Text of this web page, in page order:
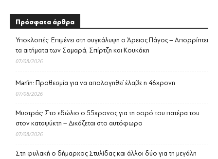
Πρόσφατα άρθρα
Υποκλοπές: Επιμένει στη συγκάλυψη ο Άρειος Πάγος – Απορρίπτει
τα αιτήματα των Σαμαρά, Σπίρτζη και Κουκάκη
07/08/2026
Marfin: Προθεσμία για να απολογηθεί έλαβε η 46χρονη
07/08/2026
Μυστράς: Στο εδώλιο ο 55χρονος για τη σορό του πατέρα του
στον καταψύκτη – Δικάζεται στο αυτόφωρο
07/08/2026
Στη φυλακή ο δήμαρχος Στυλίδας και άλλοι δύο για τη μεγάλη